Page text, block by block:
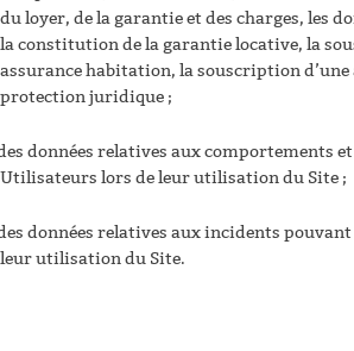
du loyer, de la garantie et des charges, les
la constitution de la garantie locative, la
assurance habitation, la souscription d’une
protection juridique ;
données relatives aux comportements
Utilisateurs lors de leur utilisation du Site ;
données relatives aux incidents
leur utilisation du Site.